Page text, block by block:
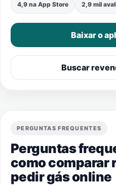
4,9 na App Store 2,9 mil
Baixar o
Buscar
PERGUNTAS FREQUENTES
Perguntas
como comparar
pedir gás online